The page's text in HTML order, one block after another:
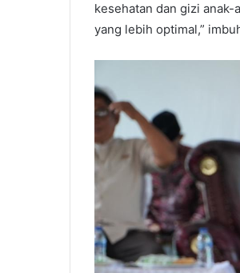
kesehatan dan gizi
yang lebih optimal,”